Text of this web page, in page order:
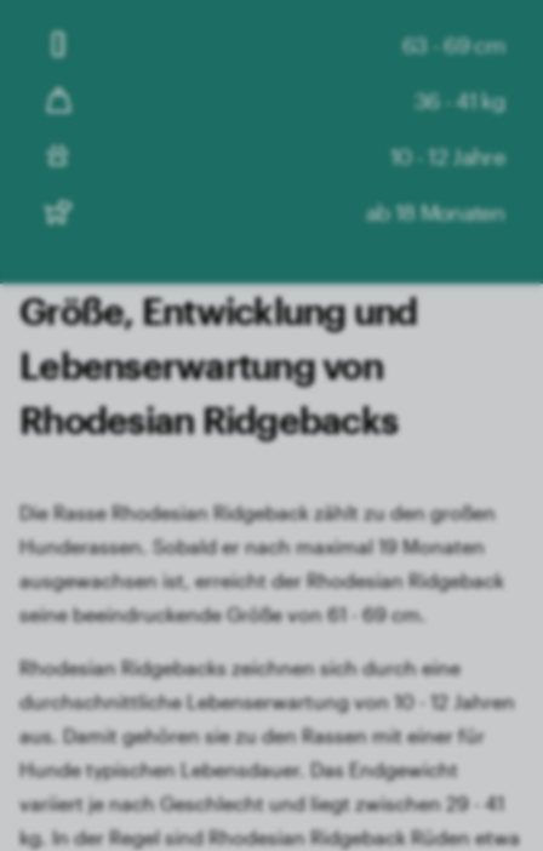
63 - 69 cm
36 - 41 kg
10 - 12 Jahre
ab 18 Monaten
Größe, Entwicklung und
Lebens­erwartung von
Rhodesian Ridgebacks
Die Rasse Rhodesian Ridgeback zählt zu den großen
Hunderassen. Sobald er nach maximal 19 Monaten
ausgewachsen ist, erreicht der Rhodesian Ridgeback
seine beeindruckende Größe von 61 - 69 cm.
Rhodesian Ridgebacks zeichnen sich durch eine
durchschnittliche Lebenserwartung von 10 - 12 Jahren
aus. Damit gehören sie zu den Rassen mit einer für
Hunde typischen Lebensdauer. Das Endgewicht
variiert je nach Geschlecht und liegt zwischen 29 - 41
kg. In der Regel sind Rhodesian Ridgeback Rüden etwa